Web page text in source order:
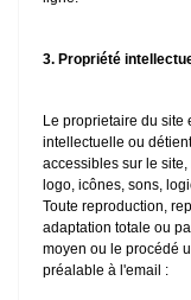
3. Propriété
Le proprietaire du site
intellectuelle ou
accessibles sur le
logo, icônes, sons,
Toute reproduction,
adaptation totale ou
moyen ou le procédé
préalable à l'email :